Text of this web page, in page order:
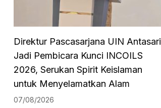
Direktur Pascasarjana UIN Antasari
Jadi Pembicara Kunci INCOILS
2026, Serukan Spirit Keislaman
untuk Menyelamatkan Alam
07/08/2026